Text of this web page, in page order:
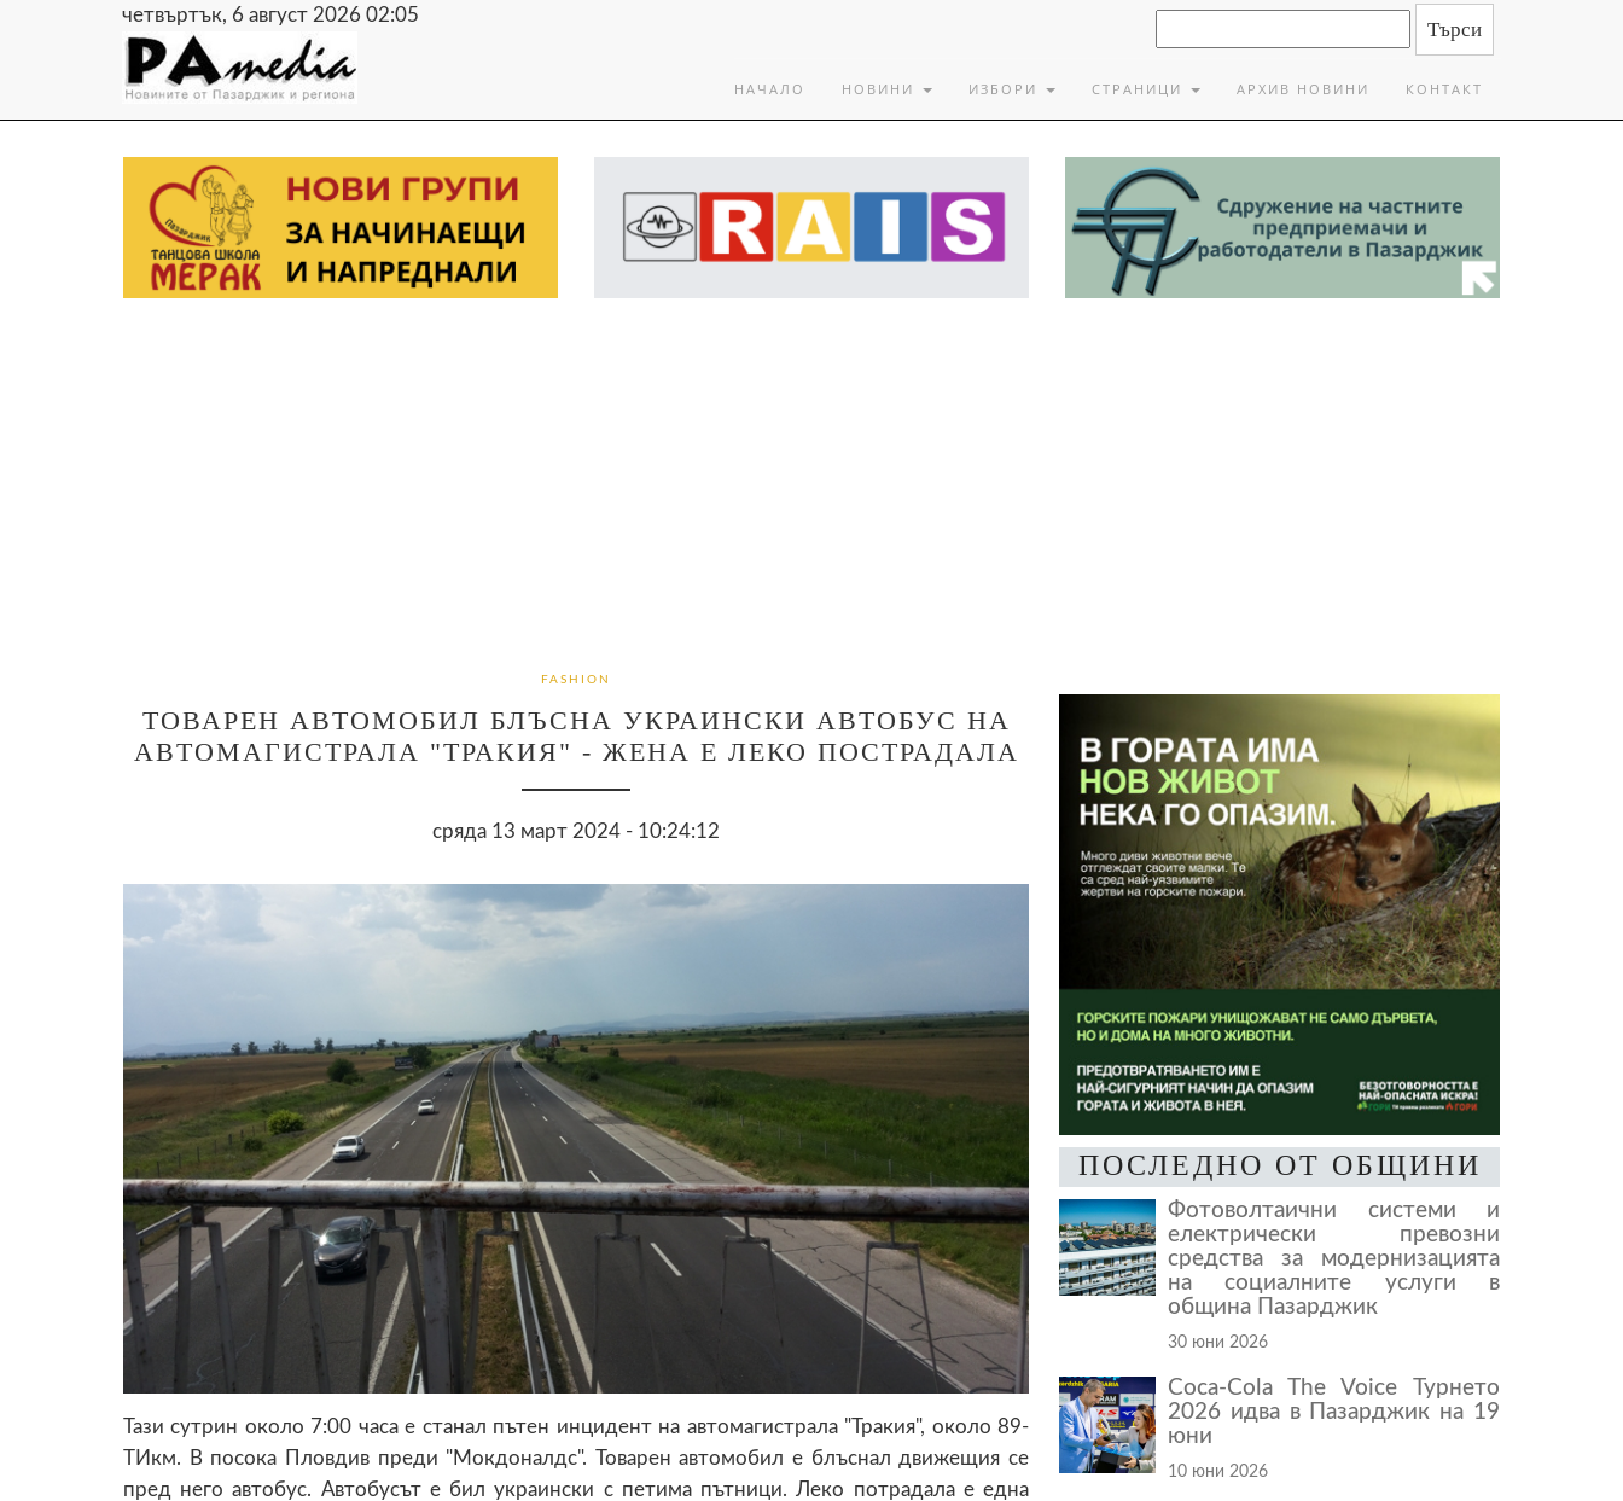
четвъртък, 6 август 2026 02:05
НАЧАЛО НОВИНИ ИЗБОРИ СТРАНИЦИ АРХИВ НОВИНИ КОНТАКТ
FASHION
ТОВАРЕН АВТОМОБИЛ БЛЪСНА УКРАИНСКИ АВТОБУС НА
АВТОМАГИСТРАЛА "ТРАКИЯ" - ЖЕНА Е ЛЕКО ПОСТРАДАЛА
сряда 13 март 2024 - 10:24:12
Тази сутрин около 7:00 часа е станал пътен инцидент на автомагистрала "Тракия", около 89-
ТИкм. В посока Пловдив преди "Мокдоналдс". Товарен автомобил е блъснал движещия се
пред него автобус. Автобусът е бил украински с петима пътници. Леко потрадала е една
ПОСЛЕДНО ОТ ОБЩИНИ
Фотоволтаични системи и
електрически превозни
средства за модернизацията
на социалните услуги в
община Пазарджик
30 юни 2026
Coca-Cola The Voice Турнето
2026 идва в Пазарджик на 19
юни
10 юни 2026